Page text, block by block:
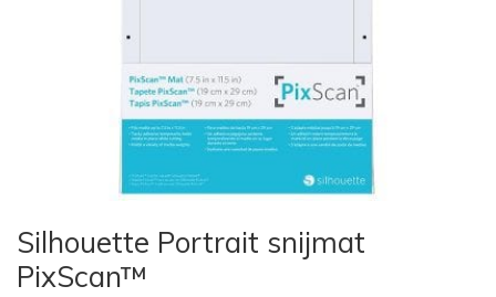
Silhouette Portrait snijmat
PixScan™